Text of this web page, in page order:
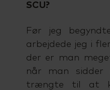
SCU?
Før jeg
arbejdede jeg i
der er man
når man
trængte til at